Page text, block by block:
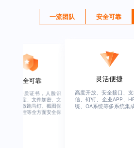
一流团队 安全可靠
安全可靠
业权威资质证书，人脸识
、设备绑定、文件加密、文
水印、播放跑马灯、截图保
、权限管控等全方面安全保
灵活便捷
高度开放、安全接口、
信、钉钉、企业APP、
统、OA系统等多系统集